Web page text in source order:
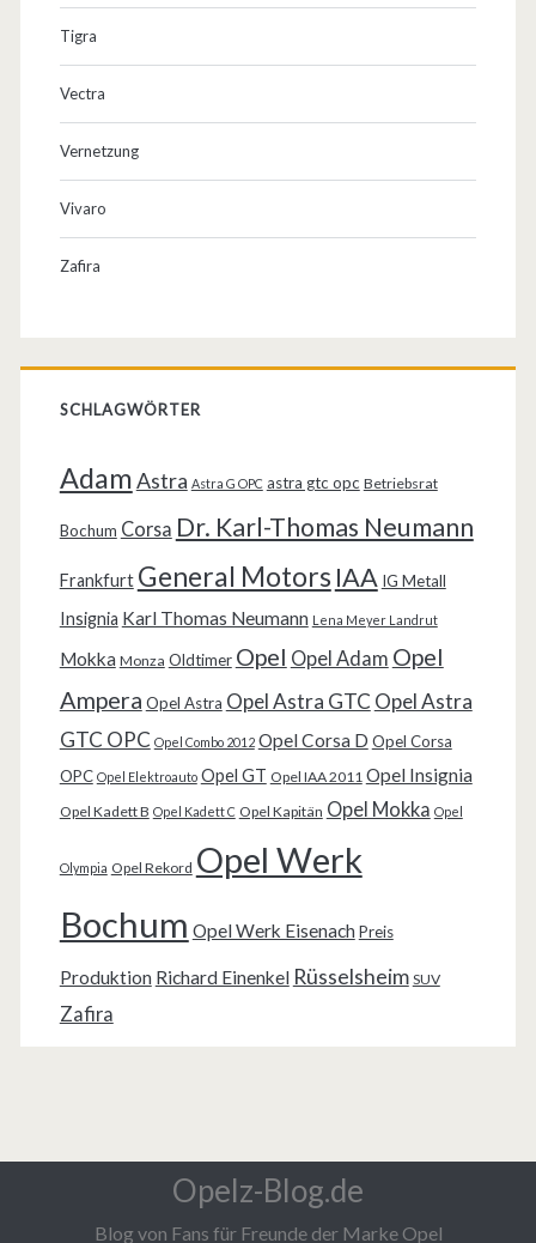
Tigra
Vectra
Vernetzung
Vivaro
Zafira
SCHLAGWÖRTER
AdamAstra Astra G OPC astra gtc opc Betriebsrat
Bochum Corsa Dr. Karl-Thomas Neumann
Frankfurt General Motors IAA IG Metall
Insignia Karl Thomas Neumann Lena Meyer Landrut
Mokka Monza Oldtimer Opel Opel Adam Opel
Ampera Opel Astra Opel Astra GTC Opel Astra
GTC OPC Opel Combo 2012 Opel Corsa D Opel Corsa
OPC Opel Elektroauto Opel GT Opel IAA 2011 Opel Insignia
Opel Kadett B Opel Kadett C Opel Kapitän Opel Mokka Opel
Olympia Opel Rekord Opel Werk
Bochum Opel Werk Eisenach Preis
Produktion Richard Einenkel Rüsselsheim SUV
Zafira
Opelz-Blog.de
Blog von Fans für Freunde der Marke Opel